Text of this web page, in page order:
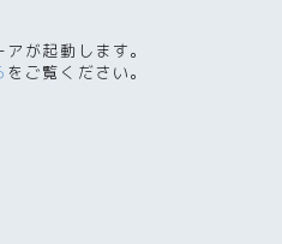
が起動します。
をご覧ください。